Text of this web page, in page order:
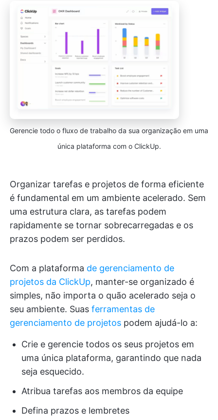
Gerencie todo o fluxo de trabalho da sua organização em uma
única plataforma com o ClickUp.
Organizar tarefas e projetos de forma eficiente
é fundamental em um ambiente acelerado. Sem
uma estrutura clara, as tarefas podem
rapidamente se tornar sobrecarregadas e os
prazos podem ser perdidos.
Com a plataforma de gerenciamento de
projetos da ClickUp, manter-se organizado é
simples, não importa o quão acelerado seja o
seu ambiente. Suas ferramentas de
gerenciamento de projetos podem ajudá-lo a:
Crie e gerencie todos os seus projetos em
uma única plataforma, garantindo que nada
seja esquecido.
Atribua tarefas aos membros da equipe
Defina prazos e lembretes